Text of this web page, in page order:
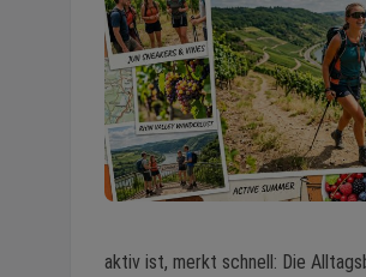
aktiv ist, merkt schnell: Die